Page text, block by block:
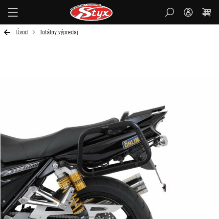
Úvod Totálny výpredaj